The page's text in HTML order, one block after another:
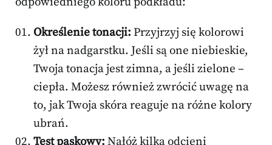
Określenie tonacji: Przyjrzyj się kolorowi
żył na nadgarstku. Jeśli są one niebieskie,
Twoja tonacja jest zimna, a jeśli zielone –
ciepła. Możesz również zwrócić uwagę na
to, jak Twoja skóra reaguje na różne kolory
ubrań.
Test paskowy: Nałóż kilka odcieni